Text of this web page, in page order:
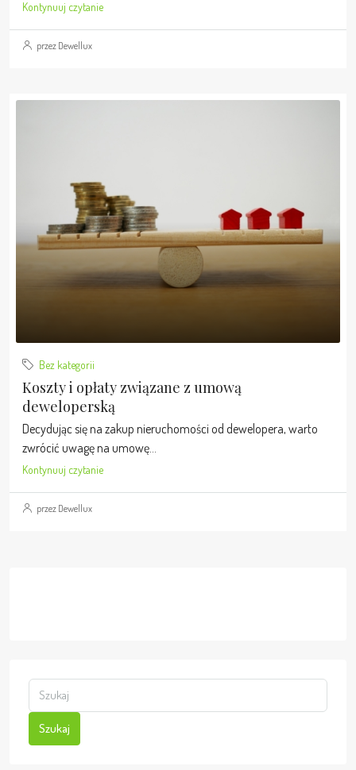
Kontynuuj czytanie
przez Dewellux
Bez kategorii
Koszty i opłaty związane z umową
deweloperską
Decydując się na zakup nieruchomości od dewelopera, warto
zwrócić uwagę na umowę...
Kontynuuj czytanie
przez Dewellux
Szukaj